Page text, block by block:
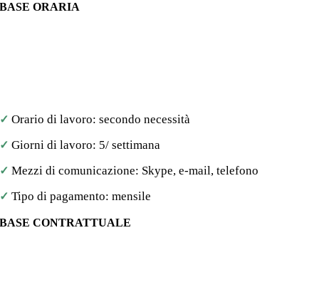
BASE ORARIA
✓ Orario di lavoro: secondo necessità
✓ Giorni di lavoro: 5/ settimana
✓ Mezzi di comunicazione: Skype, e-mail, telefono
✓ Tipo di pagamento: mensile
BASE CONTRATTUALE